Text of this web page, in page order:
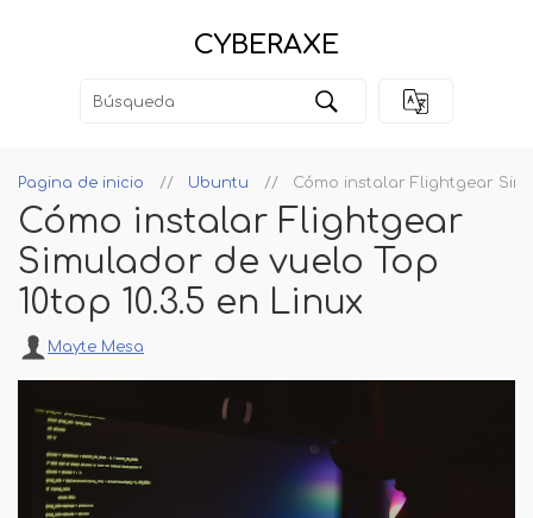
CYBERAXE
Pagina de inicio Ubuntu Cómo instalar Flightgear
Cómo instalar Flightgear
Simulador de vuelo Top
10top 10.3.5 en Linux
Mayte Mesa